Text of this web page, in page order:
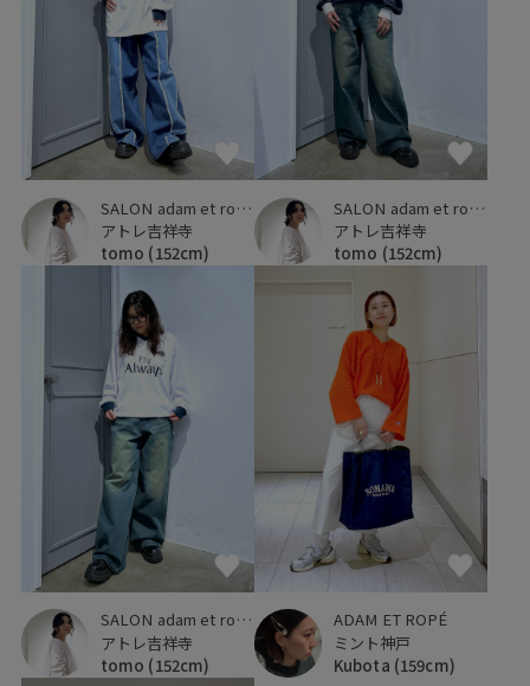
SALON adam et ropé
アトレ吉祥寺
tomo (152cm)
SALON adam et ropé
アトレ吉祥寺
tomo (152cm)
SALON adam et ropé
アトレ吉祥寺
tomo (152cm)
ADAM ET ROPÉ
ミント神戸
Kubota (159cm)